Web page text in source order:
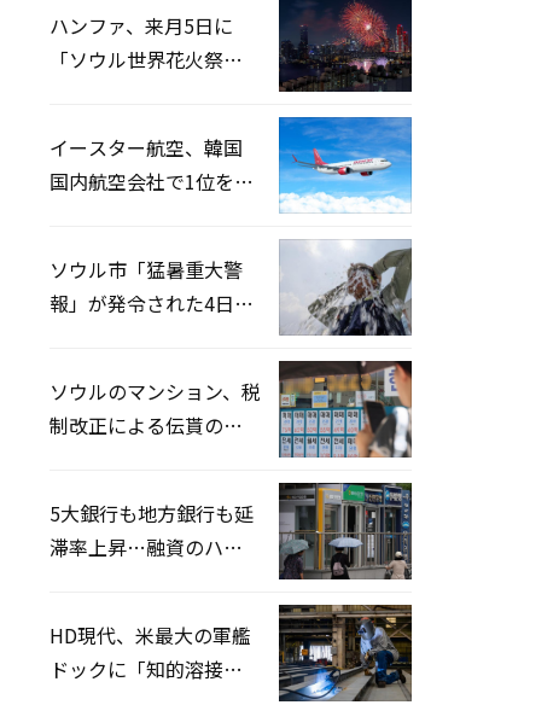
ハンファ、来月5日に
「ソウル世界花火祭り
イースター航空、韓国
国内航空会社で1位を記
ソウル市「猛暑重大警
報」が発令された4日、
ソウルのマンション、税
制改正による伝貰の月
5大銀行も地方銀行も延
滞率上昇…融資のハー
HD現代、米最大の軍艦
ドックに「知的溶接」